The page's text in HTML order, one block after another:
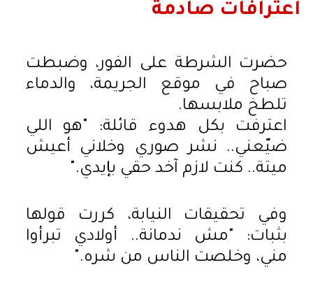
اعترافات صادمة
حضرت الشرطة على الفور، وضبطت
صباح في موقع الجريمة، والدماء
تلطخ ملابسها.
اعترفت بكل هدوء قائلة: "هو اللي
ضيّعني.. نشر صوري وخلاني أعيش
ميتة.. كنت لازم آخد حقي بإيدي."
وفي تحقيقات النيابة، كررت قولها
بثبات: "مش ندمانة.. أولادي تبرأوا
مني، وخلصت الناس من شره."